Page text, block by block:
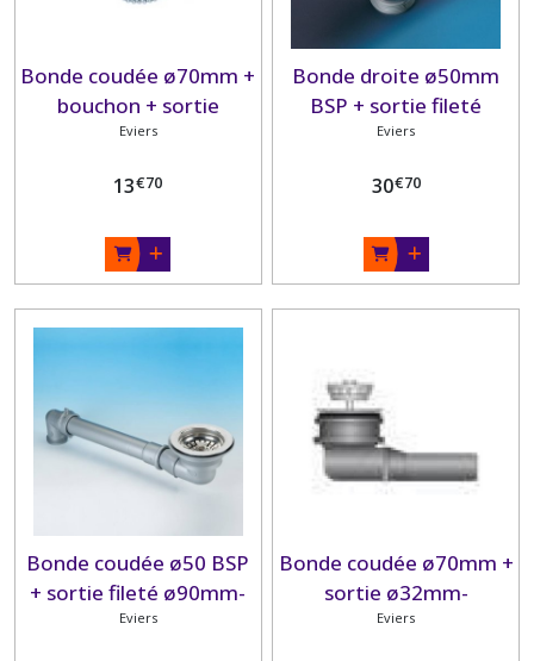
Bonde coudée ø70mm +
bouchon + sortie
ø25mm
Eviers
13€70
Bonde droite ø50mm
BSP + sortie fileté
ø90mm
Eviers
30€70
Bonde coudée ø50 BSP
+ sortie fileté ø90mm-
Eviers
Bonde coudée ø70mm +
sortie ø32mm-
Eviers